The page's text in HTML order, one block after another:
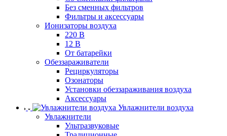
Без сменных фильтров
Фильтры и аксессуары
Ионизаторы воздуха
220 В
12 В
От батарейки
Обеззараживатели
Рециркуляторы
Озонаторы
Установки обеззараживания воздуха
Аксессуары
Увлажнители воздуха
Увлажнители
Ультразвуковые